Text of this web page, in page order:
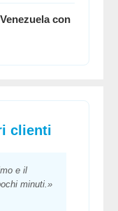
con
clienti
e il
minuti.»